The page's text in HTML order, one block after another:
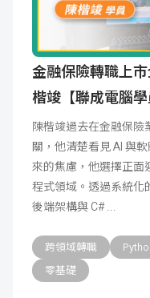
金融保險轉職上
楷竣【聯成電腦學
陳楷竣過去在金融保險
關，他清楚看見 AI 與
來的焦慮，他選擇正面
程式領域。透過系統化
後端架構與 C#
跨領域轉職
零基礎